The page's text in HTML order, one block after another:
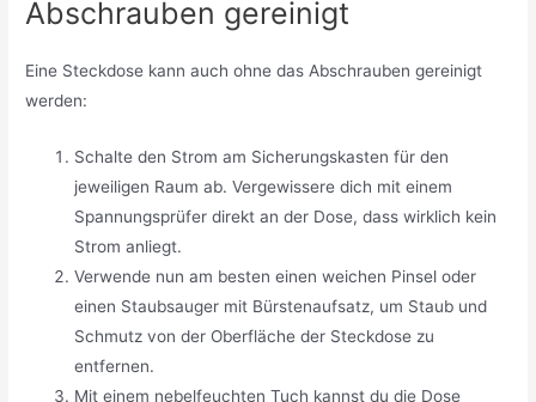
Abschrauben gereinigt
Eine Steckdose kann auch ohne das Abschrauben gereinigt
werden:
Schalte den Strom am Sicherungskasten für den
jeweiligen Raum ab. Vergewissere dich mit einem
Spannungsprüfer direkt an der Dose, dass wirklich kein
Strom anliegt.
Verwende nun am besten einen weichen Pinsel oder
einen Staubsauger mit Bürstenaufsatz, um Staub und
Schmutz von der Oberfläche der Steckdose zu
entfernen.
Mit einem nebelfeuchten Tuch kannst du die Dose